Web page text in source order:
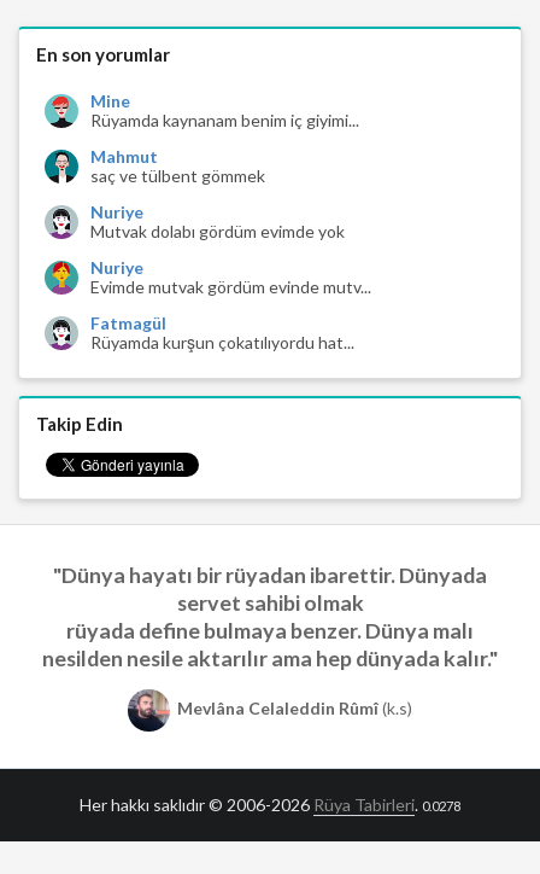
En son yorumlar
Mine
Rüyamda kaynanam benim iç giyimi...
Mahmut
saç ve tülbent gömmek
Nuriye
Mutvak dolabı gördüm evimde yok
Nuriye
Evimde mutvak gördüm evinde mutv...
Fatmagül
Rüyamda kurşun çokatılıyordu hat...
Takip Edin
"Dünya hayatı bir rüyadan ibarettir. Dünyada
servet sahibi olmak
rüyada define bulmaya benzer. Dünya malı
nesilden nesile aktarılır ama hep dünyada kalır."
Mevlâna Celaleddin Rûmî(k.s)
Her hakkı saklıdır © 2006-2026 Rüya Tabirleri. 0.0278